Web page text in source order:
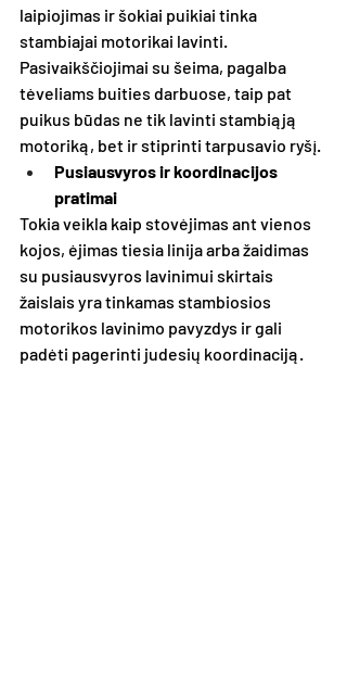
laipiojimas ir šokiai puikiai tinka
stambiajai motorikai lavinti.
Pasivaikščiojimai su šeima, pagalba
tėveliams buities darbuose, taip pat
puikus būdas ne tik lavinti stambiąją
motoriką, bet ir stiprinti tarpusavio ryšį.
Pusiausvyros ir koordinacijos
pratimai
Tokia veikla kaip stovėjimas ant vienos
kojos, ėjimas tiesia linija arba žaidimas
su pusiausvyros lavinimui skirtais
žaislais yra tinkamas stambiosios
motorikos lavinimo pavyzdys ir gali
padėti pagerinti judesių koordinaciją.